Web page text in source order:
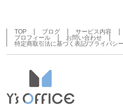
TOP ブログ サービス内容
プロフィール
お問い合わせ
特定商取引法に基づく表記/プライバシ